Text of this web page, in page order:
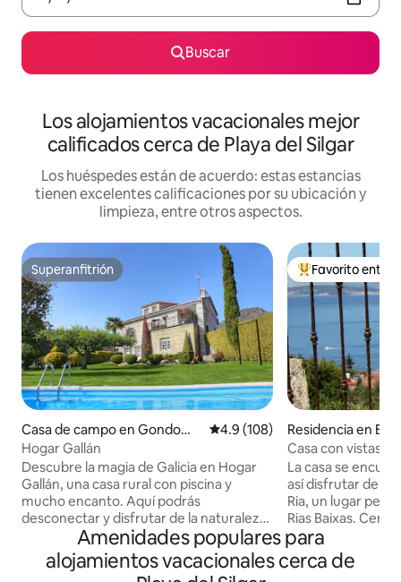
Buscar
Los alojamientos vacacionales mejor
calificados cerca de Playa del Silgar
Los huéspedes están de acuerdo: estas estancias
tienen excelentes calificaciones por su ubicación y
limpieza, entre otros aspectos.
Superanfitrión
Superanfitrión
Casa de campo en Gondoma
r
Calificación promedio: 4.9 de
4.9 (108)
Hogar Gallán
Descubre la magia de Galicia en Hogar
Gallán, una casa rural con piscina y
mucho encanto. Aquí podrás
desconectar y disfrutar de la naturaleza
y la tranquilidad en un alojamiento ideal
para compartir con familia o amigos.
Estamos a solo 20 min de Vigo y 15 min
De los mejores
Favorito entre
Residencia en
Casa con vistas al
La casa se
así disfrutar de las
Ria, un lugar
Rias Baixas.
etc A 500m. de la playa de Agrelo y
Portomayor. Isla
Amenidades populares para
alojamientos vacacionales cerca de